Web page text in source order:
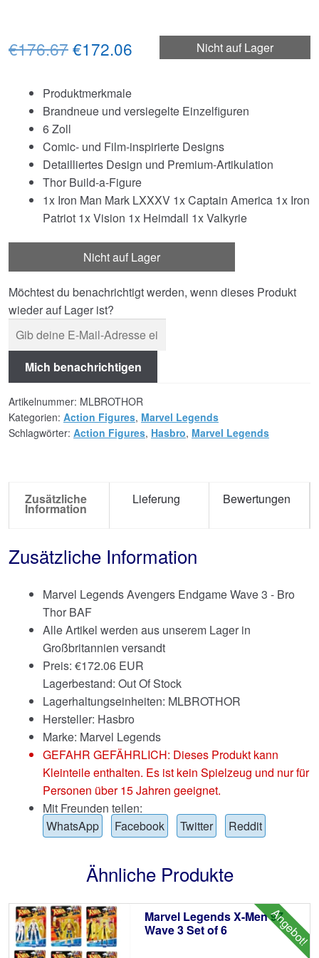
Nicht auf Lager
€176.67Ursprünglicher
war:
€172.06
€172.06.
Produktmerkmale
Brandneue und versiegelte Einzelfiguren
6 Zoll
Comic- und Film-inspirierte Designs
Detailliertes Design und Premium-Artikulation
Thor Build-a-Figure
1x Iron Man Mark LXXXV 1x Captain America 1x Iron
Patriot 1x Vision 1x Heimdall 1x Valkyrie
Nicht auf Lager
Möchtest du benachrichtigt werden, wenn dieses Produkt
wieder auf Lager ist?
Mich benachrichtigen
Artikelnummer: MLBROTHOR
Kategorien: Action Figures, Marvel Legends
Schlagwörter: Action Figures, Hasbro, Marvel Legends
Zusätzliche
Information
Lieferung Bewertungen
Zusätzliche Information
Marvel Legends Avengers Endgame Wave 3 - Bro
Thor BAF
Alle Artikel werden aus unserem Lager in
Großbritannien versandt
Preis: €172.06 EUR
Lagerbestand: Out Of Stock
Lagerhaltungseinheiten: MLBROTHOR
Hersteller: Hasbro
Marke: Marvel Legends
GEFAHR GEFÄHRLICH: Dieses Produkt kann
Kleinteile enthalten. Es ist kein Spielzeug und nur für
Personen über 15 Jahren geeignet.
Mit Freunden teilen:
WhatsApp
Facebook Twitter Reddit
Ähnliche Produkte
Angebot!
Marvel Legends X-Men 97
Wave 3 Set of 6